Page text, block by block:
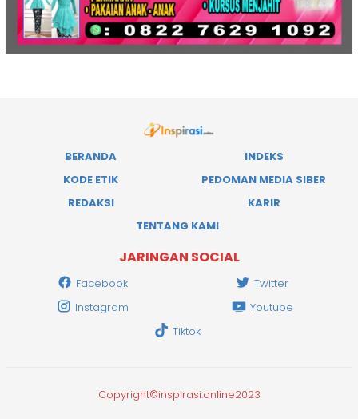
BERANDA
INDEKS
KODE ETIK
PEDOMAN MEDIA SIBER
REDAKSI
KARIR
TENTANG KAMI
JARINGAN SOCIAL
Facebook
Twitter
Instagram
Youtube
Tiktok
Copyright©inspirasi.online2023